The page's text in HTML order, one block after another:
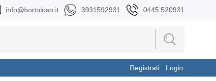
info@bortoloso.it 3931592931 0445 520931
Registrati Login